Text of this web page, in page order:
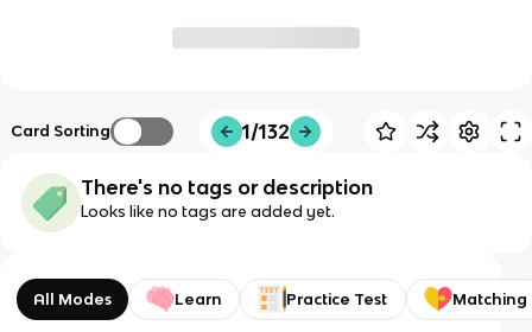
Card Sorting 1/132
There's no tags or description
Looks like no tags are added yet.
All Modes Learn Practice Test Matching